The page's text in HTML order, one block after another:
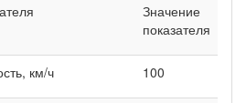
Значение
показателя
км/ч 100